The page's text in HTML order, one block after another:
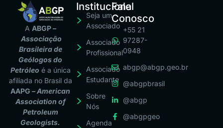
A ABGP –
Associação
Brasileira de
Geólogos do
Petróleo é a única
afiliada no Brasil da
AAPG– American
Association of
Petroleum
Geologists.
Institucional
Seja um
Associado
Associado
Profissional
Associado
Estudante
Sobre
Nós
Agenda
Fale
Conosco
+55 21
97287-
0948
abgp@abgp.geo.br
@abgpbrasil
@abgp
@abgpgeo